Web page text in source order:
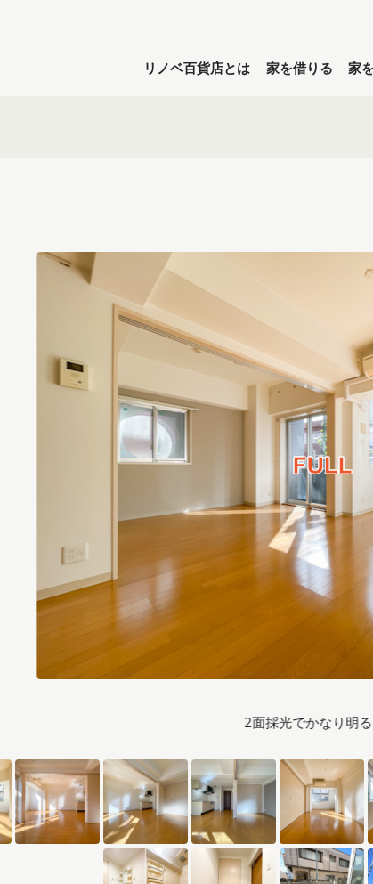
リノベ百貨店とは 家を借りる 家
2面採光でかなり明